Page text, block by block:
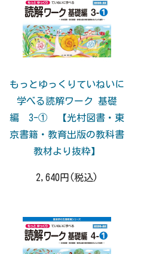
もっとゆっくりていねいに
学べる読解ワーク 基礎
編 3-① 【光村図書・東
京書籍・教育出版の教科書
教材より抜粋】
2,640円(税込)